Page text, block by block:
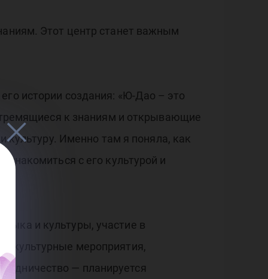
Этот центр станет важным
истории создания: «Ю-Дао – это
к знаниям и открывающие
культуру. Именно там я поняла, как
с его культурой и
и культуры, участие в
культурные мероприятия,
— планируется